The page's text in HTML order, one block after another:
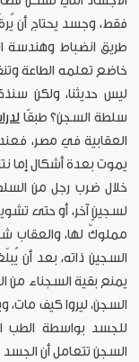
فقط، وجسد يحتاج أن
طريق انضباط وهندسة
خاضع تعلمه الطاعة
ليس حديثنا، ولكن
سلطة السجن؟ طبقًا
العقابية في مصر،
يموت بعدة أشكال إما
خلال ضرب رجل من
لسجينٍ آخر، أو حتى
مملوكٌ لها، والعقاب
السجين ذاته، بعد أن
يمنع بقية السجناء من
السجن، ليروا كيف مات،
للجسد بواسطة الطب
السجن تتعامل أن